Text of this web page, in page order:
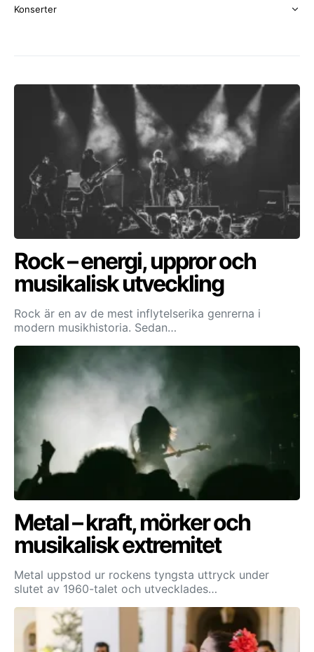
Konserter
Rock – energi, uppror och
musikalisk utveckling
Rock är en av de mest inflytelserika genrerna i
modern musikhistoria. Sedan…
Metal – kraft, mörker och
musikalisk extremitet
Metal uppstod ur rockens tyngsta uttryck under
slutet av 1960-talet och utvecklades…